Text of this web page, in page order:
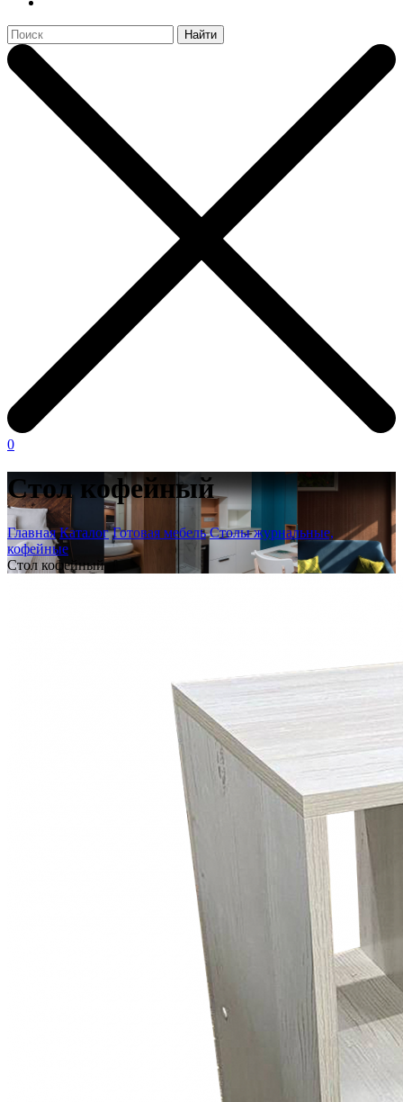
Найти
0
Стол кофейный
Главная Каталог Готовая мебель Столы журнальные,
кофейные
Стол кофейный